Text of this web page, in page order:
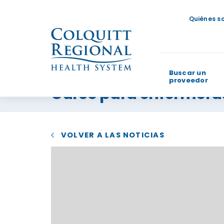
Quiénes
Buscar un
proveedor
¿En qué
Curso para
VOLVER A LAS NOTICIAS